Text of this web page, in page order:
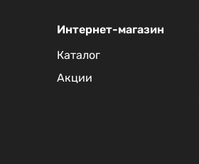
Интернет-магазин
Каталог
Акции